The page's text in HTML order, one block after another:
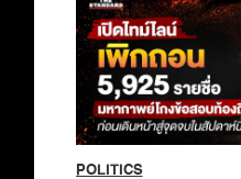
POLITICS